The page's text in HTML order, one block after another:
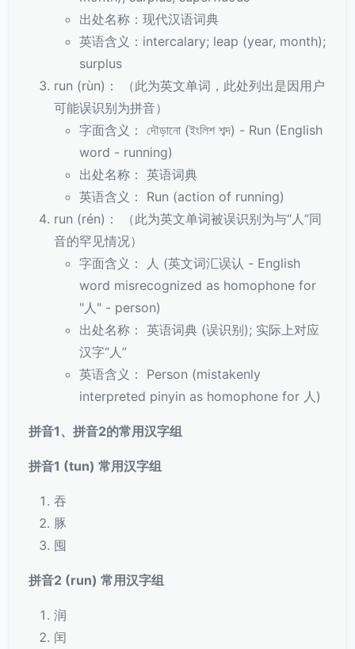
出处名称：现代汉语词典
英语含义：intercalary; leap (year, month);
surplus
run (rùn)： （此为英文单词，此处列出是因用户
可能误识别为拼音）
字面含义： দৌড়ানো (ইংলিশ শব্দ) - Run (English
word - running)
出处名称： 英语词典
英语含义： Run (action of running)
run (rén)： （此为英文单词被误识别为与“人”同
音的罕见情况）
字面含义： 人 (英文词汇误认 - English
word misrecognized as homophone for
"人" - person)
出处名称： 英语词典 (误识别); 实际上对应
汉字“人”
英语含义： Person (mistakenly
interpreted pinyin as homophone for 人)
拼音1、拼音2的常用汉字组
拼音1 (tun) 常用汉字组
吞
豚
囤
拼音2 (run) 常用汉字组
润
闰